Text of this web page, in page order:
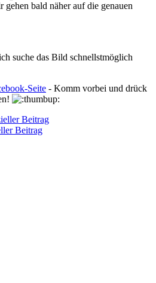
bald näher auf die genauen
suche das Bild schnellstmöglich
Seite - Komm vorbei und drück
Beitrag
Beitrag